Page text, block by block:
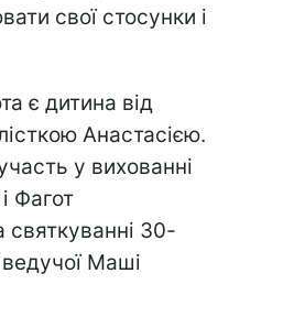
свої стосунки і
є дитина від
Анастасією.
у вихованні
Фагот
30-
ведучої Маші